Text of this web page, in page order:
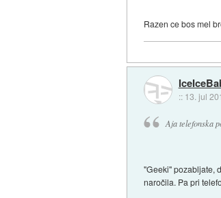
Razen ce bos mel
:: 13. jul
Aja telefonska
"Geeki" pozabljate,
naročila. Pa pri